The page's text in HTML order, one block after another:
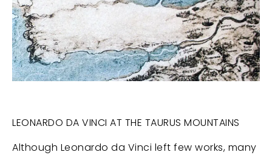
LEONARDO DA VINCI AT THE TAURUS MOUNTAINS
Although Leonardo da Vinci left few works, many